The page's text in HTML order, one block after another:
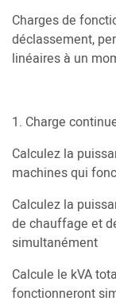
Charges de
déclassement,
linéaires à un
1. Charge
Calculez la
machines qui
Calculez la
de chauffage et
simultanément
Calcule le kVA
fonctionneront